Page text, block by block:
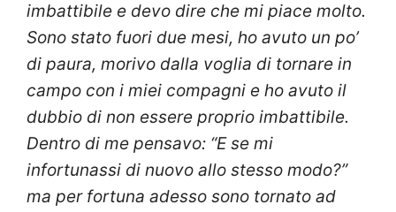
imbattibile e devo dire che mi piace molto.
Sono stato fuori due mesi, ho avuto un po’
di paura, morivo dalla voglia di tornare in
campo con i miei compagni e ho avuto il
dubbio di non essere proprio imbattibile.
Dentro di me pensavo: “E se mi
infortunassi di nuovo allo stesso modo?”
ma per fortuna adesso sono tornato ad